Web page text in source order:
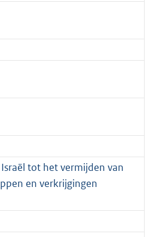
tot het vermijden van
en verkrijgingen